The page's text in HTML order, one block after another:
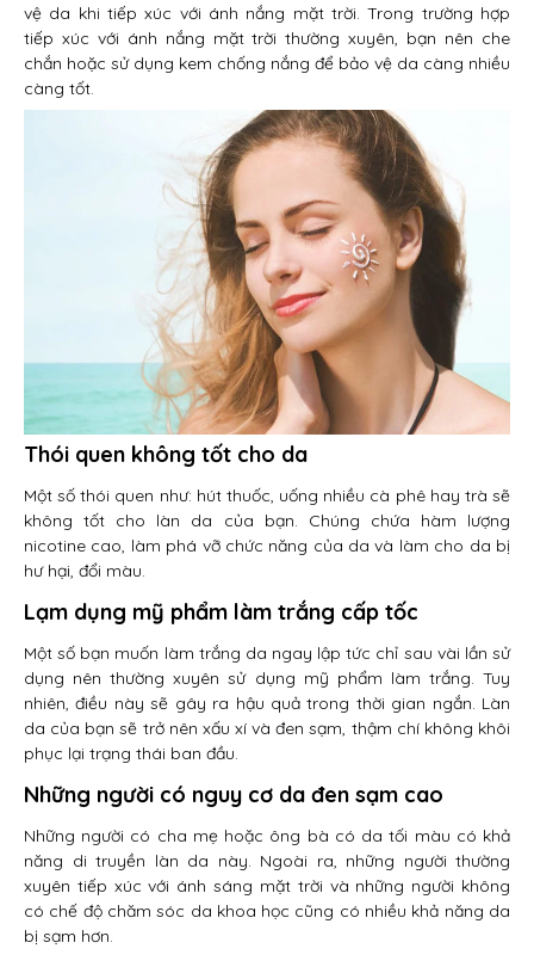
vệ da khi tiếp xúc với ánh nắng mặt trời. Trong trường hợp
tiếp xúc với ánh nắng mặt trời thường xuyên, bạn nên che
chắn hoặc sử dụng kem chống nắng để bảo vệ da càng nhiều
càng tốt.
Thói quen không tốt cho da
Một số thói quen như: hút thuốc, uống nhiều cà phê hay trà sẽ
không tốt cho làn da của bạn. Chúng chứa hàm lượng
nicotine cao, làm phá vỡ chức năng của da và làm cho da bị
hư hại, đổi màu.
Lạm dụng mỹ phẩm làm trắng cấp tốc
Một số bạn muốn làm trắng da ngay lập tức chỉ sau vài lần sử
dụng nên thường xuyên sử dụng mỹ phẩm làm trắng. Tuy
nhiên, điều này sẽ gây ra hậu quả trong thời gian ngắn. Làn
da của bạn sẽ trở nên xấu xí và đen sạm, thậm chí không khôi
phục lại trạng thái ban đầu.
Những người có nguy cơ da đen sạm cao
Những người có cha mẹ hoặc ông bà có da tối màu có khả
năng di truyền làn da này. Ngoài ra, những người thường
xuyên tiếp xúc với ánh sáng mặt trời và những người không
có chế độ chăm sóc da khoa học cũng có nhiều khả năng da
bị sạm hơn.